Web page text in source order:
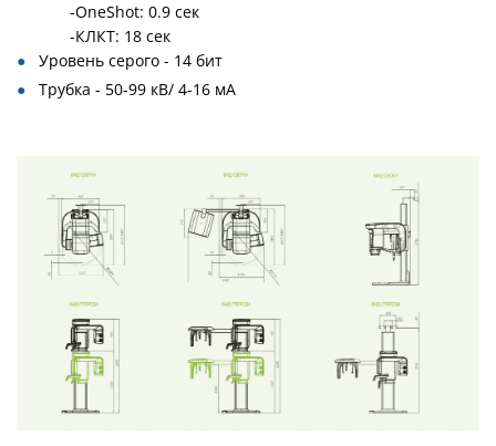
-OneShot: 0.9 сек
-КЛКТ: 18 сек
Уровень серого - 14 бит
Трубка - 50-99 кВ/ 4-16 мА